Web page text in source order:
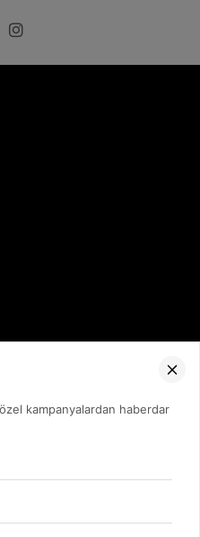
kampanyalardan haberdar